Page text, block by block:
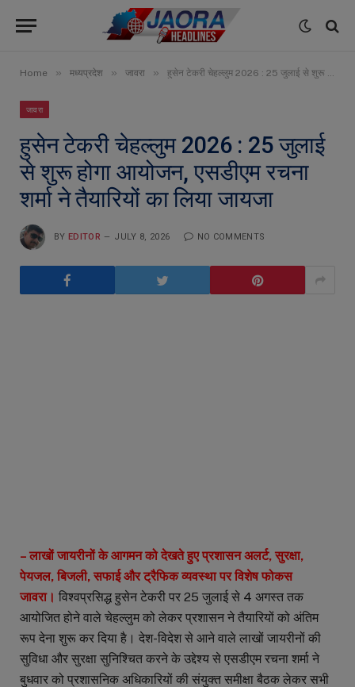
Home » मध्यप्रदेश » जावरा » हुसेन टेकरी चेहल्लुम 2026 : 25 जुलाई से शुरू होगा आयोजन, एसडीएम रचना शर्मा ने तैयारियों का लिया जायजा
जावरा
हुसेन टेकरी चेहल्लुम 2026 : 25 जुलाई
से शुरू होगा आयोजन, एसडीएम रचना
शर्मा ने तैयारियों का लिया जायजा
BY EDITOR JULY 8, 2026 NO COMMENTS
– लाखों जायरीनों के आगमन को देखते हुए प्रशासन अलर्ट, सुरक्षा,
पेयजल, बिजली, सफाई और ट्रैफिक व्यवस्था पर विशेष फोकस
जावरा। विश्वप्रसिद्ध हुसेन टेकरी पर 25 जुलाई से 4 अगस्त तक
आयोजित होने वाले चेहल्लुम को लेकर प्रशासन ने तैयारियों को अंतिम
रूप देना शुरू कर दिया है। देश-विदेश से आने वाले लाखों जायरीनों की
सुविधा और सुरक्षा सुनिश्चित करने के उद्देश्य से एसडीएम रचना शर्मा ने
बुधवार को प्रशासनिक अधिकारियों की संयुक्त समीक्षा बैठक लेकर सभी